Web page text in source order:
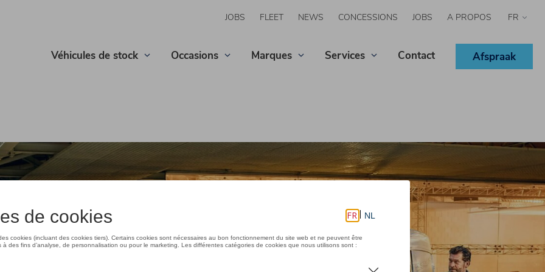
JOBS FLEET NEWS CONCESSIONS JOBS A PROPOS
Select
Véhicules de stock Occasions Marques Services Contact Afspraak